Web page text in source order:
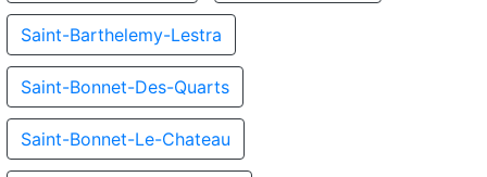
Saint-Barthelemy-Lestra
Saint-Bonnet-Des-Quarts
Saint-Bonnet-Le-Chateau